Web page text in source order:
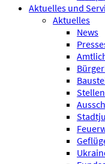
Aktuelles und
Aktuelles
News